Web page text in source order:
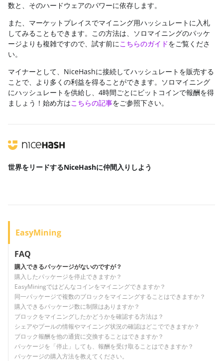
数と、そのハードウェアのパワーに依存します。
また、マーケットプレイスでマイニング用ハッシュレートに入札
してみることもできます。この方法は、ソロマイニングのパッケ
ージよりも複雑ですので、試す前にこちらのガイドをご覧くださ
い。
マイナーとして、NiceHashに接続してハッシュレートを販売する
ことで、より多くの利益を得ることができます。ソロマイニング
にハッシュレートを供給し、4時間ごとにビットコインで報酬を得
ましょう！始め方はこちらの記事をご参照下さい。
世界をリードするNiceHashに仲間入りしよう
EasyMining
FAQ
購入できるパッケージがないのですが？
購入したパッケージを停止できますか？
EasyMiningではどんなコインをマイニングできますか？
同一パッケージで複数のブロックをマイニングすることはできますか？
購入できるパッケージ数に制限はありますか？
ブロックをマイニングしたかどうかを確認する方法は？
シェアやプールの情報やマイニング状況の確認はどこでできますか？
ブロック報酬を他の通貨に交換することはできますか？
パッケージを「停止」しても、報酬を受け取ることはできますか？
パッケージの購入方法を教えてください。